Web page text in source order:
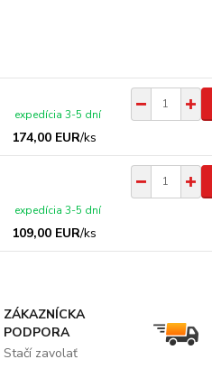
174,00 EUR/ks
expedícia 3-5 dní
109,00 EUR/ks
expedícia 3-5 dní
ZÁKAZNÍCKA
PODPORA
Stačí zavolať